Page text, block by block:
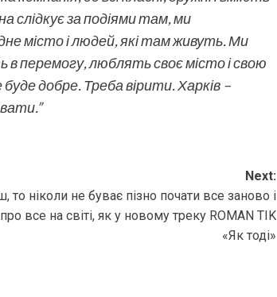
слідкує за подіями там, ми
місто і людей, які там живуть. Ми
в перемогу, люблять своє місто і свою
добре. Треба вірити. Харків –
Next:
то ніколи не буває пізно почати все заново і
все на світі, як у новому треку ROMAN TIK
«Як тоді»